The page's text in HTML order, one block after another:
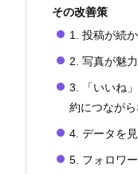
その改善策
1. 投稿が続
2. 写真が魅
3. 「いいね
約につなが
4. データを
5. フォロワ